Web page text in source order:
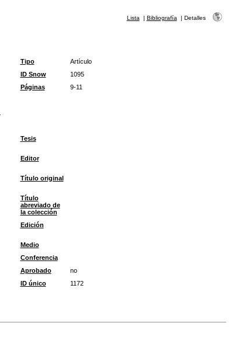
Lista | Bibliografía | Detalles
Tipo
Artículo
ID Snow
1095
Páginas
9-11
Tesis
Editor
Título original
Título
abreviado de
la colección
Edición
Medio
Conferencia
Aprobado
no
ID único
1172